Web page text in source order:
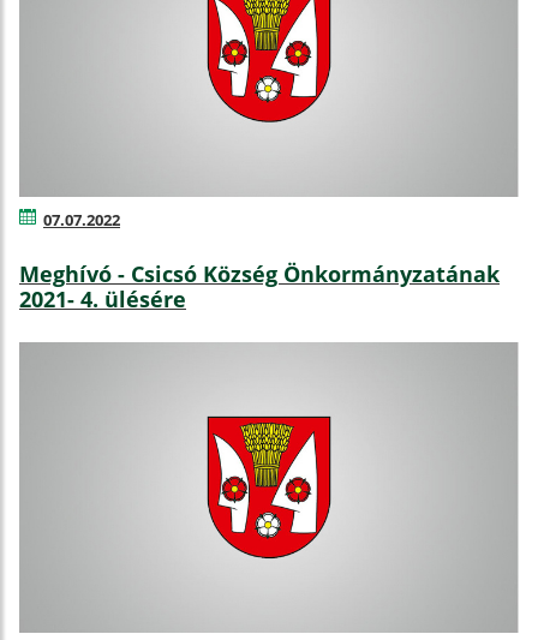
07.07.2022
Meghívó - Csicsó Község Önkormányzatának
2021- 4. ülésére